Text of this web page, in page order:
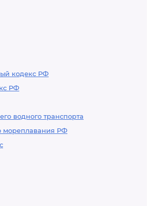
кодекс РФ
РФ
водного транспорта
мореплавания РФ